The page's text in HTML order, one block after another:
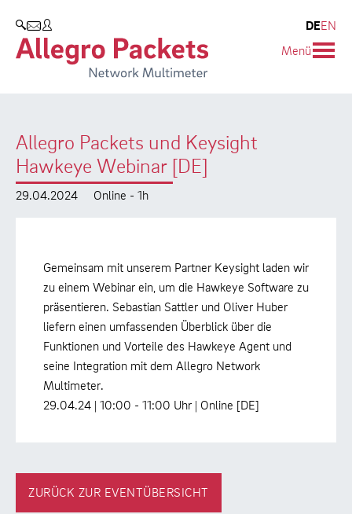
SUCHEN
DEEN
Menü
Allegro Packets und Keysight
Hawkeye Webinar [DE]
29.04.2024 Online - 1h
Gemeinsam mit unserem Partner Keysight laden wir
zu einem Webinar ein, um die Hawkeye Software zu
präsentieren. Sebastian Sattler und Oliver Huber
liefern einen umfassenden Überblick über die
Funktionen und Vorteile des Hawkeye Agent und
seine Integration mit dem Allegro Network
Multimeter.
29.04.24 | 10:00 - 11:00 Uhr | Online [DE]
ZURÜCK ZUR EVENTÜBERSICHT
Allegro Network Multimeter
Produktübersicht
Use Cases
Whitepaper
Case Studies
Produkt-Handbuch
Training
Unternehmen
Partner
Umweltschutz